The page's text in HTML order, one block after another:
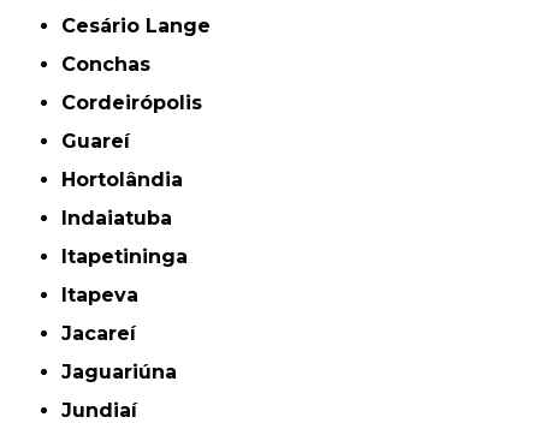
Cesário Lange
Conchas
Cordeirópolis
Guareí
Hortolândia
Indaiatuba
Itapetininga
Itapeva
Jacareí
Jaguariúna
Jundiaí